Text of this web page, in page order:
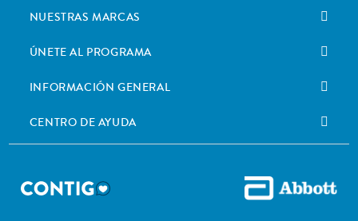
NUESTRAS MARCAS
ÚNETE AL PROGRAMA
INFORMACIÓN GENERAL
CENTRO DE AYUDA